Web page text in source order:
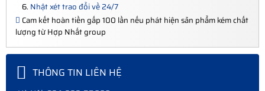
Nhật xét trao đổi về 24/7
Cam kết hoàn tiền gấp 100 lần nếu phát hiện sản phẩmkém chất
lượng từ Hợp Nhất group
THÔNG TIN LIÊN HỆ